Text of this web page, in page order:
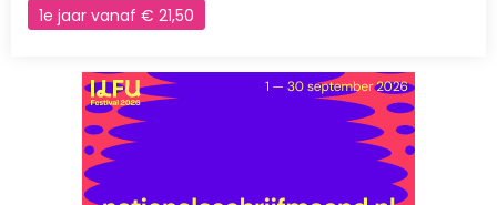
1e jaar vanaf € 21,50